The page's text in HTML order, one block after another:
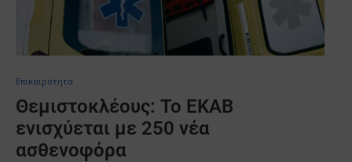
Επικαιρότητα
Θεμιστοκλέους: Το ΕΚΑΒ
ενισχύεται με 250 νέα
ασθενοφόρα